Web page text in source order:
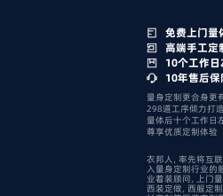
免费上门量
高端手工定
10个工作
10年售后保
量身定制更合身更
298道工序倾力打造
量体后十个工作日
尊享优质定制体验
衣邦人，率先将互
入量身定制行业的
业着装顾问，上门
西装定做，西服定